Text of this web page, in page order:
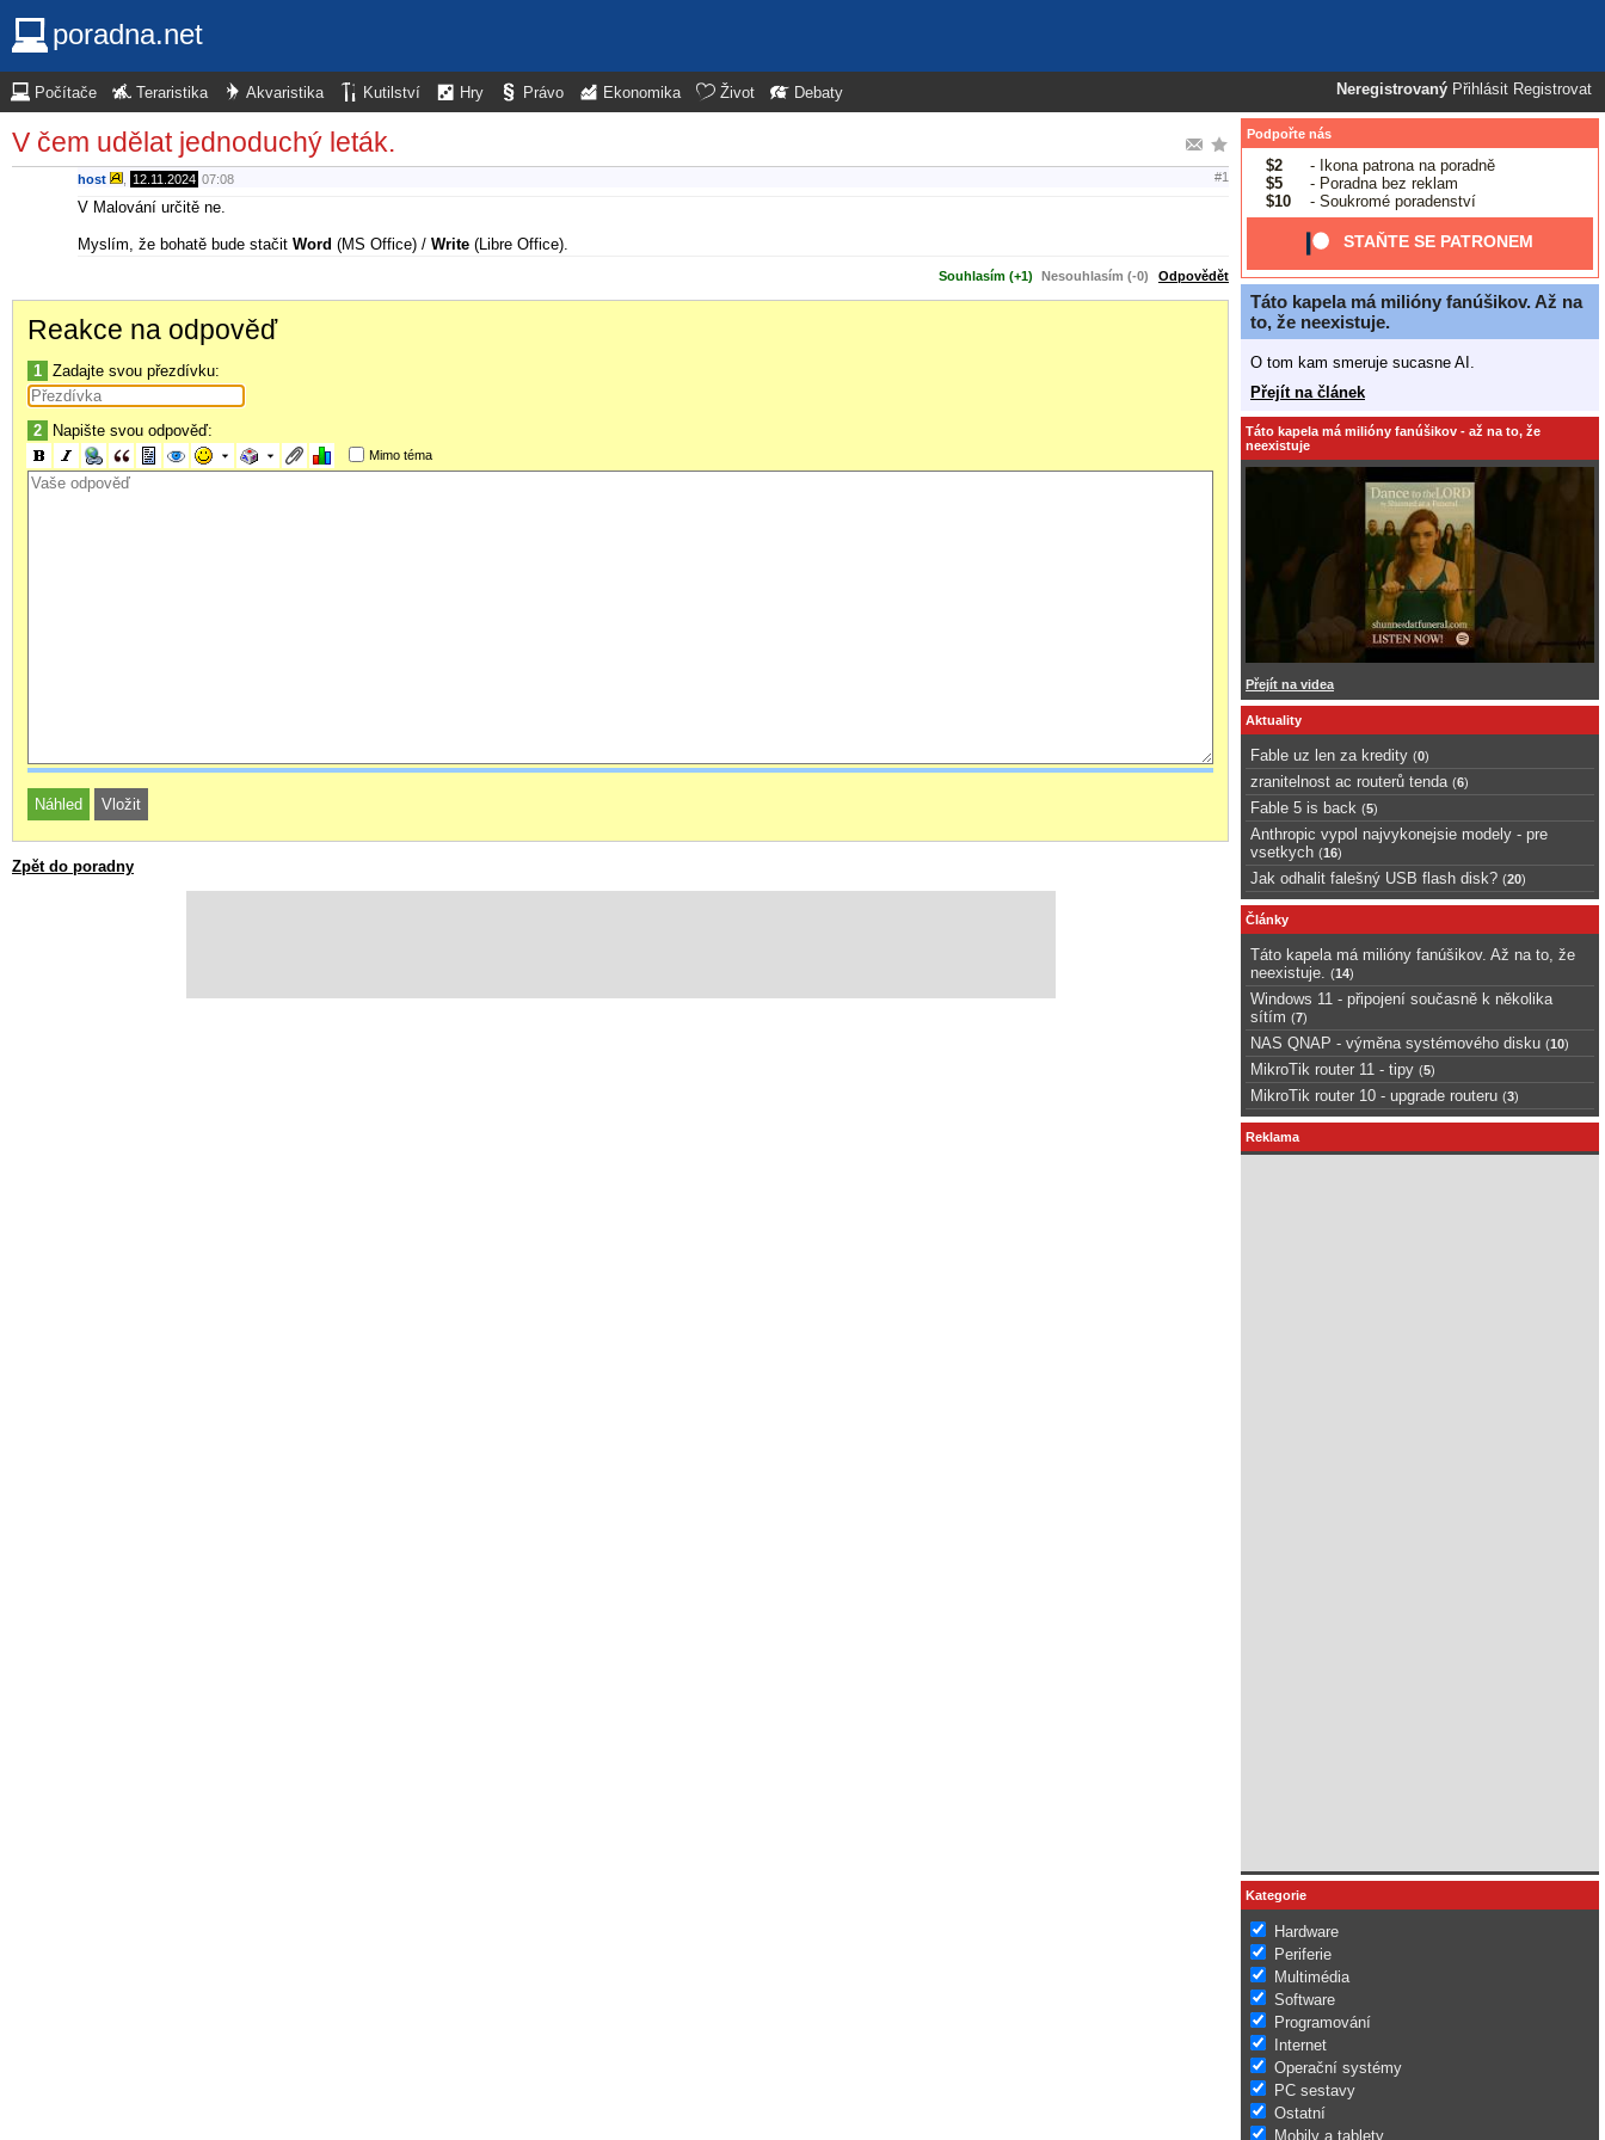
poradna.net
Neregistrovaný Přihlásit Registrovat
Počítače Teraristika Akvaristika Kutilství Hry Právo Ekonomika Život Debaty
V čem udělat jednoduchý leták.
host 12.11.2024 07:08 #1
V Malování určitě ne.
Myslím, že bohatě bude stačit Word (MS Office) / Write (Libre Office).
Souhlasím (+1) Nesouhlasím (-0) Odpovědět
Reakce na odpověď
1 Zadajte svou přezdívku:
2 Napište svou odpověď:
Mimo téma
Zpět do poradny
Podpořte nás
$2
- Ikona patrona na poradně
$5
- Poradna bez reklam
$10
- Soukromé poradenství
STAŇTE SE PATRONEM
Táto kapela má milióny fanúšikov. Až na
to, že neexistuje.
O tom kam smeruje sucasne AI.
Přejít na článek
Táto kapela má milióny fanúšikov - až na to, že
neexistuje
Přejít na videa
Aktuality
Fable uz len za kredity (0)
zranitelnost ac routerů tenda (6)
Fable 5 is back (5)
Anthropic vypol najvykonejsie modely - pre
vsetkych (16)
Jak odhalit falešný USB flash disk? (20)
Články
Táto kapela má milióny fanúšikov. Až na to, že
neexistuje.
(14)
Windows 11 - připojení současně k několika
sítím (7)
NAS QNAP - výměna systémového disku (10)
MikroTik router 11 - tipy (5)
MikroTik router 10 - upgrade routeru (3)
Reklama
Kategorie
Hardware
Periferie
Multimédia
Software
Programování
Internet
Operační systémy
PC sestavy
Ostatní
Mobily a tablety